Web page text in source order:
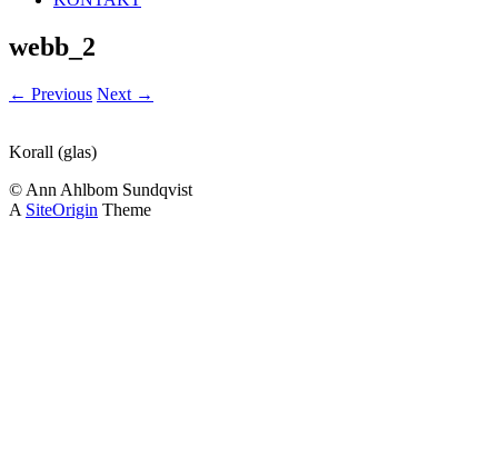
webb_2
← Previous Next →
Korall (glas)
© Ann Ahlbom Sundqvist
A SiteOrigin Theme